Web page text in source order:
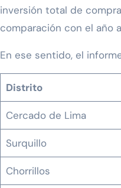
inversión total de
comparación con el año
En ese sentido, el
Distrito
Cercado de Lima
Surquillo
Chorrillos